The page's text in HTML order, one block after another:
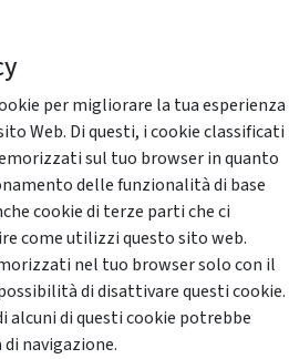
per migliorare la tua esperienza
Web. Di questi, i cookie classificati
sul tuo browser in quanto
delle funzionalità di base
cookie di terze parti che ci
come utilizzi questo sito web.
nel tuo browser solo con il
di disattivare questi cookie.
alcuni di questi cookie potrebbe
navigazione.